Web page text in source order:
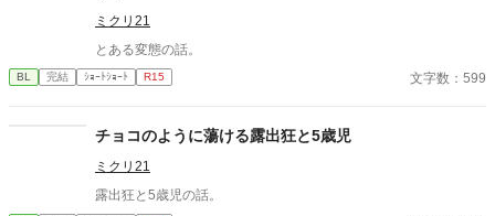
ミクリ21
とある変態の話。
BL 完結 ｼｮｰﾄｼｮｰﾄ R15 文字数：599
チョコのように蕩ける露出狂と5歳児
ミクリ21
露出狂と5歳児の話。